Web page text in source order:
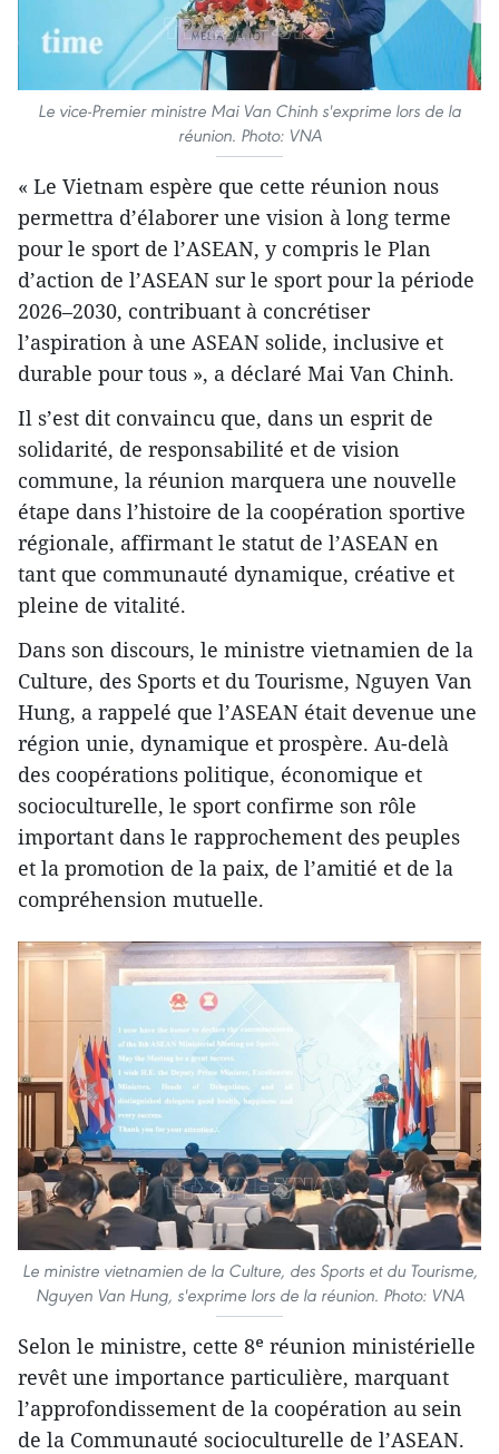
Le vice-Premier ministre Mai Van Chinh s'exprime lors de la
réunion. Photo: VNA
« Le Vietnam espère que cette réunion nous
permettra d’élaborer une vision à long terme
pour le sport de l’ASEAN, y compris le Plan
d’action de l’ASEAN sur le sport pour la période
2026–2030, contribuant à concrétiser
l’aspiration à une ASEAN solide, inclusive et
durable pour tous », a déclaré Mai Van Chinh.
Il s’est dit convaincu que, dans un esprit de
solidarité, de responsabilité et de vision
commune, la réunion marquera une nouvelle
étape dans l’histoire de la coopération sportive
régionale, affirmant le statut de l’ASEAN en
tant que communauté dynamique, créative et
pleine de vitalité.
Dans son discours, le ministre vietnamien de la
Culture, des Sports et du Tourisme, Nguyen Van
Hung, a rappelé que l’ASEAN était devenue une
région unie, dynamique et prospère. Au-delà
des coopérations politique, économique et
socioculturelle, le sport confirme son rôle
important dans le rapprochement des peuples
et la promotion de la paix, de l’amitié et de la
compréhension mutuelle.
Le ministre vietnamien de la Culture, des Sports et du Tourisme,
Nguyen Van Hung, s'exprime lors de la réunion. Photo: VNA
Selon le ministre, cette 8ᵉ réunion ministérielle
revêt une importance particulière, marquant
l’approfondissement de la coopération au sein
de la Communauté socioculturelle de l’ASEAN.